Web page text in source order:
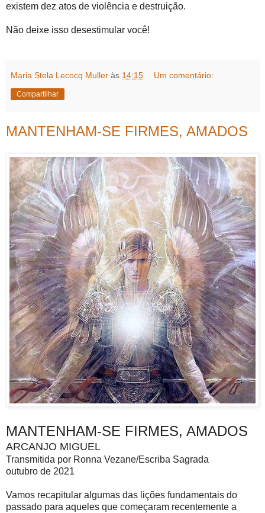
existem dez atos de violência e destruição.
Não deixe isso desestimular você!
Maria Stela Lecocq Muller às 14:15 Um comentário:
Compartilhar
MANTENHAM-SE FIRMES, AMADOS
MANTENHAM-SE FIRMES, AMADOS
ARCANJO MIGUEL
Transmitida por Ronna Vezane/Escriba Sagrada
outubro de 2021
Vamos recapitular algumas das lições fundamentais do
passado para aqueles que começaram recentemente a